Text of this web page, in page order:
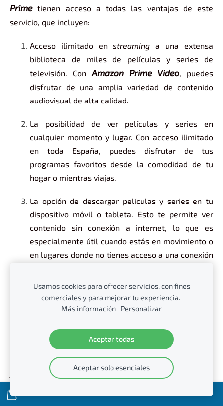
Primetienen acceso a todas las ventajas de este
servicio, que incluyen:
Acceso ilimitado en streaming a una extensa
biblioteca de miles de películas y series de
televisión. Con Amazon Prime Video, puedes
disfrutar de una amplia variedad de contenido
audiovisual de alta calidad.
La posibilidad de ver películas y series en
cualquier momento y lugar. Con acceso ilimitado
en toda España, puedes disfrutar de tus
programas favoritos desde la comodidad de tu
hogar o mientras viajas.
La opción de descargar películas y series en tu
dispositivo móvil o tableta. Esto te permite ver
contenido sin conexión a internet, lo que es
especialmente útil cuando estás en movimiento o
en lugares donde no tienes acceso a una conexión
En resumen, Amazon Prime Videoes un servicio de
transmisión de video que forma parte de la suscripción
ilimitado en
a una amplia selección de
películas y series de televisión, así como la posibilidad
de descargar contenido para verlo sin conexión. Con
Amazon Prime Video
, puedes disfrutar de
momento y lugar.
Usamos cookies para ofrecer servicios, con fines
comerciales y para mejorar tu experiencia.
Más información
Personalizar
Aceptar todas
Aceptar solo esenciales